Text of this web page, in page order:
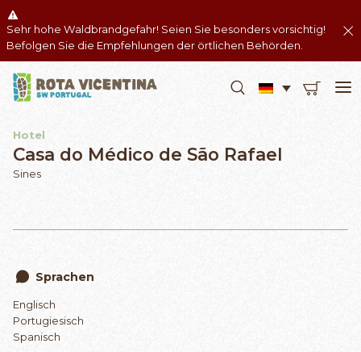
Sehr hohe Waldbrandgefahr! Seien Sie besonders vorsichtig!
Befolgen Sie die Empfehlungen der örtlichen Behörden.
Hotel
Casa do Médico de São Rafael
Sines
Sprachen
Englisch
Portugiesisch
Spanisch